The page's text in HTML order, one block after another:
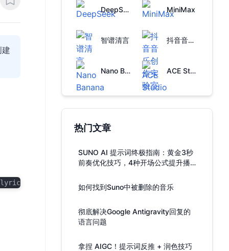
DeepSeek MiniMax
智谱清言 抖音音乐创作实验室
Nano Banana ACE Studio
热门文章
SUNO AI 提示词终极指南：黄金3秒
前奏优化技巧，4种开场公式提升播
如何找到Suno中被删除的音乐
彻底解决Google Antigravity回复的
语言问题
拿捏 AIGC！提示词反推 + 润色技巧